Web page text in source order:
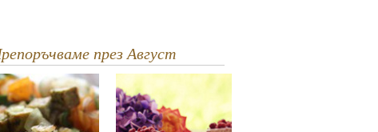
Препоръчваме през Август